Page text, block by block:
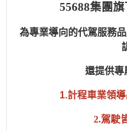
55688集團旗
為專業導向的代駕服務
還提供專
1.計程車業領
2.駕駛